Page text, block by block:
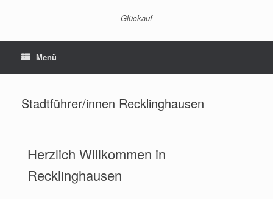
Glückauf
Menü
Stadtführer/innen Recklinghausen
Herzlich Willkommen in
Recklinghausen